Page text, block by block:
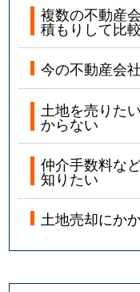
複数の不動産
積もりして比
今の不動産会
土地を売りた
からない
仲介手数料な
知りたい
土地売却にか